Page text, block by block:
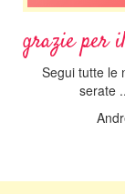
grazie per
Segui tutte le
serate